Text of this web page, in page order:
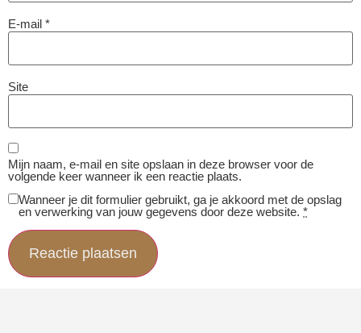
E-mail *
Site
Mijn naam, e-mail en site opslaan in deze browser voor de
volgende keer wanneer ik een reactie plaats.
Wanneer je dit formulier gebruikt, ga je akkoord met de opslag
en verwerking van jouw gegevens door deze website. *